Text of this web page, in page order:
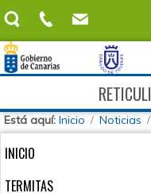
Está aquí: Inicio Noticias
INICIO
TERMITAS